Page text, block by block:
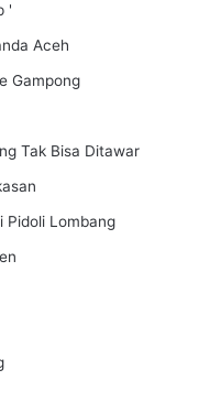
'
Aceh
Gampong
Tak Bisa Ditawar
Pidoli Lombang